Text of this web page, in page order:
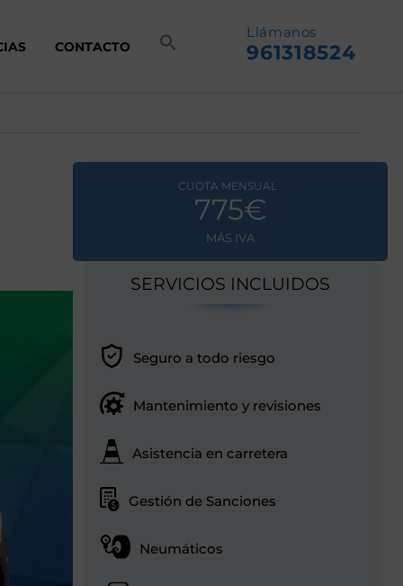
CONTACTO
Llámanos
961318524
CUOTA MENSUAL
775€
MÁS IVA
SERVICIOS INCLUIDOS
Seguro a todo riesgo
Mantenimiento y revisiones
Asistencia en carretera
Gestión de Sanciones
Neumáticos